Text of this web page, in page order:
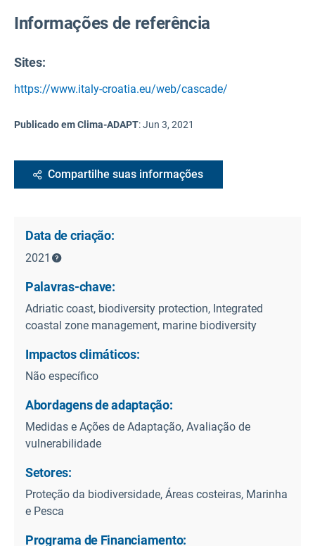
Informações de referência
Sites:
https://www.italy-croatia.eu/web/cascade/
Publicado em Clima-ADAPT:Jun 3, 2021
Compartilhe suas informações
Data de criação:
2021
Palavras-chave:
Adriatic coast, biodiversity protection, Integrated
coastal zone management, marine biodiversity
Impactos climáticos:
Não específico
Abordagens de adaptação:
Medidas e Ações de Adaptação, Avaliação de
vulnerabilidade
Setores:
Proteção da biodiversidade, Áreas costeiras, Marinha
e Pesca
Programa de Financiamento: